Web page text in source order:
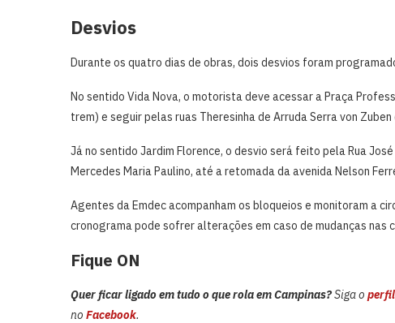
Desvios
Durante os quatro dias de obras, dois desvios foram
No sentido Vida Nova, o motorista deve acessar a Praça
trem) e seguir pelas ruas Theresinha de Arruda Serra von
Já no sentido Jardim Florence, o desvio será feito pela Rua
Mercedes Maria Paulino, até a retomada da avenida Nelson
Agentes da Emdec acompanham os bloqueios e monitoram a
cronograma pode sofrer alterações em caso de mudanças nas
Fique ON
Quer ficar ligado em tudo o que rola em Campinas?Siga o
no Facebook.